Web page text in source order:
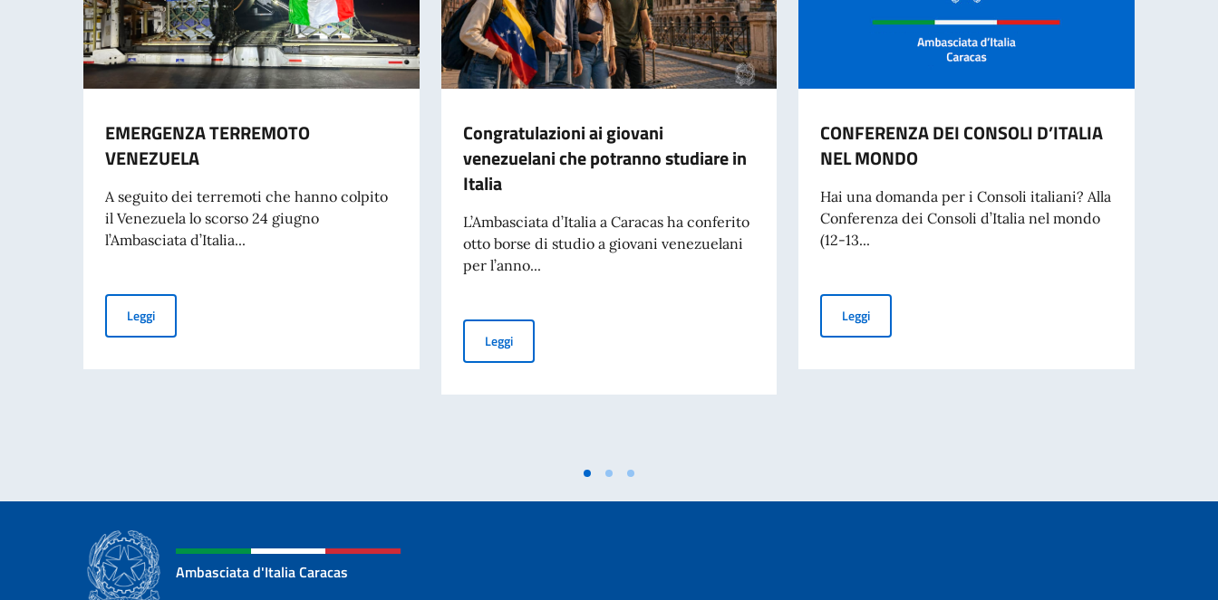
EMERGENZA TERREMOTO
VENEZUELA
A seguito dei terremoti che hanno colpito
il Venezuela lo scorso 24 giugno
l’Ambasciata d’Italia...
LeggiEMERGENZA TERREMOTO VENEZUELA
Congratulazioni ai giovani
venezuelani che potranno studiare in
Italia
L’Ambasciata d’Italia a Caracas ha conferito
otto borse di studio a giovani venezuelani
per l’anno...
LeggiCongratulazioni ai giovani venezuelani che potranno studiare in Italia
CONFERENZA DEI CONSOLI D’ITALIA
NEL MONDO
Hai una domanda per i Consoli italiani? Alla
Conferenza dei Consoli d’Italia nel mondo
(12-13...
LeggiCONFERENZA DEI CONSOLI D’ITALIA NEL MONDO
Ambasciata d'Italia Caracas